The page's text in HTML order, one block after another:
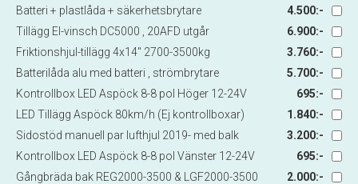
Batteri + plastlåda + säkerhetsbrytare
4.500:-
Tillägg El-vinsch DC5000 , 20AFD utgår
6.900:-
Friktionshjul-tillägg 4x14" 2700-3500kg
3.760:-
Batterilåda alu med batteri , strömbrytare
5.700:-
Kontrollbox LED Aspöck 8-8 pol Höger 12-24V
695:-
LED Tillägg Aspöck 80km/h (Ej kontrollboxar)
1.840:-
Sidostöd manuell par lufthjul 2019- med balk
3.200:-
Kontrollbox LED Aspöck 8-8 pol Vänster 12-24V
695:-
Gångbräda bak REG2000-3500 & LGF2000-3500
2.000:-